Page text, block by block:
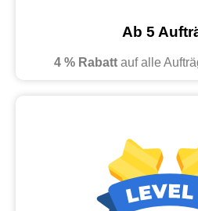
Ab 5
4 % Rabatt auf alle